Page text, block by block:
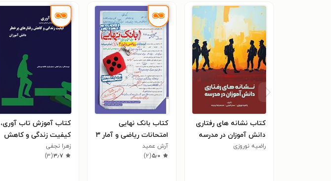
کتاب نشانه های رفتاری
دانش آموزان در مدرسه
راضیه نوروزی
کتاب بانک نهایی
امتحانات ریاضی و آمار ۳
با ۲۰ تمام میشه پایه
دوازدهم
آرش عمید
۵٫۰(۲)
کتاب آموزش تاب آوری،
کیفیت زندگی و کاهش
رفتارهای پرخطر دانش
آموزان
زهرا نجفی
۳٫۷(۳)